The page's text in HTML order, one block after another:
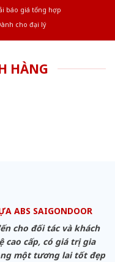
báo giá tổng hợp
cho đại lý
HÀNG
ABS SAIGONDOOR
cho đối tác và khách
cao cấp, có giá trị gia
một tương lai tốt đẹp